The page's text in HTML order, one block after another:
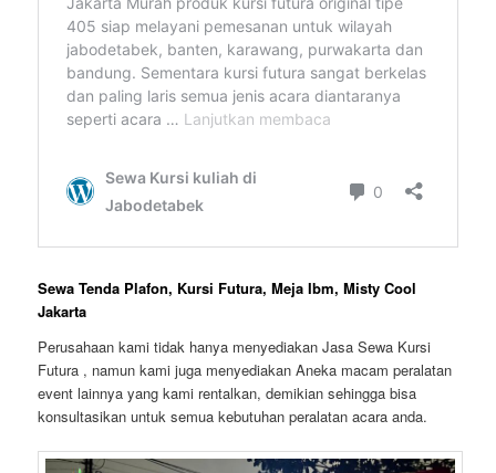
Sewa Tenda Plafon, Kursi Futura, Meja Ibm, Misty Cool
Jakarta
Perusahaan kami tidak hanya menyediakan Jasa Sewa Kursi
Futura , namun kami juga menyediakan Aneka macam peralatan
event lainnya yang kami rentalkan, demikian sehingga bisa
konsultasikan untuk semua kebutuhan peralatan acara anda.